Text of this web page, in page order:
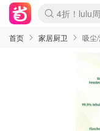
Boticinal 夏
4折！lulu
还没结束
Joybuy变
速领！
疑似霸哥
Zalando 奥
Moncler反
Coach
首页 家居厨卫 吸尘